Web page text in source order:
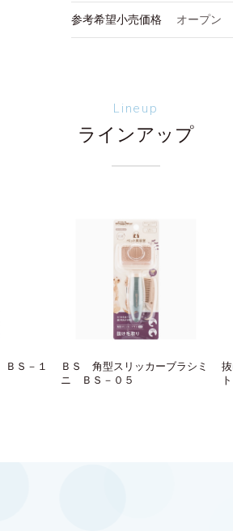
参考希望小売価格 オープン
Lineup
ラインアップ
Ｓ－１
ＢＳ 角型スリッカーブラシミ
ニ ＢＳ－０５